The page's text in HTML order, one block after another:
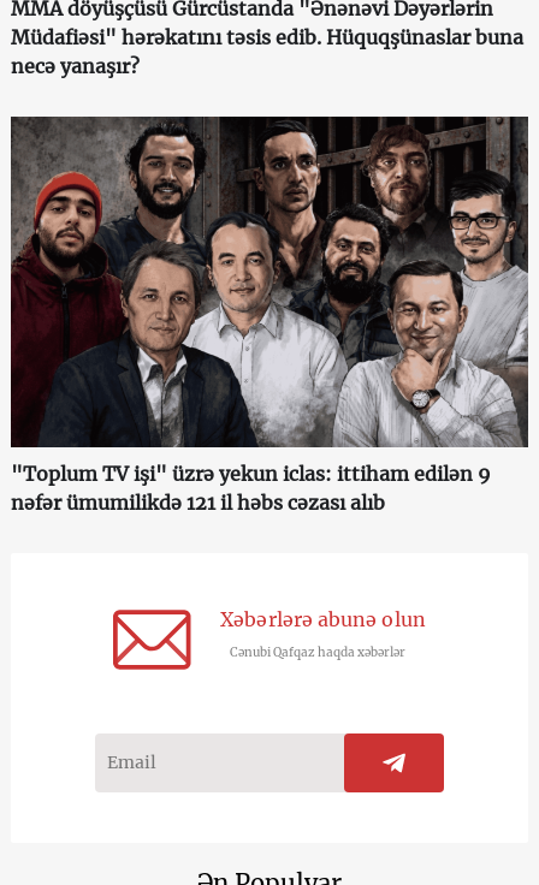
MMA döyüşçüsü Gürcüstanda "Ənənəvi Dəyərlərin
Müdafiəsi" hərəkatını təsis edib. Hüquqşünaslar buna
necə yanaşır?
"Toplum TV işi" üzrə yekun iclas: ittiham edilən 9
nəfər ümumilikdə 121 il həbs cəzası alıb
Xəbərlərə abunə olun
Cənubi Qafqaz haqda xəbərlər